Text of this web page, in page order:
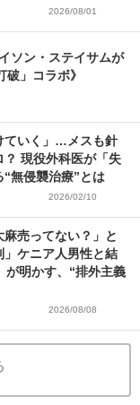
2026/08/01
ソン・ステイサムが
」コラボ》
ていく」…メスも針
？ 現役外科医が「失
無侵襲治療”とは
2026/02/10
売ってない？」と
ケニア人男性と結
が明かす、“排外主義
2026/08/08